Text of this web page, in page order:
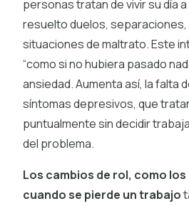
personas tratan de vivir su día
resuelto duelos,
situaciones de maltrato. Este
“como si no hubiera pasado
ansiedad. Aumenta así, la falta
síntomas depresivos, que
puntualmente sin decidir
del problema.
Los cambios de rol, como
cuando se pierde un trabajo